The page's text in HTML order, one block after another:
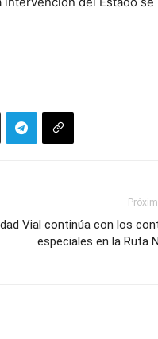
Vial continúa con los
especiales en la Ruta